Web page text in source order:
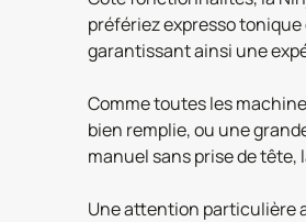
préfériez expresso
garantissant ainsi une
Comme toutes les
bien remplie, ou une
manuel sans prise de tête,
Une attention particulière